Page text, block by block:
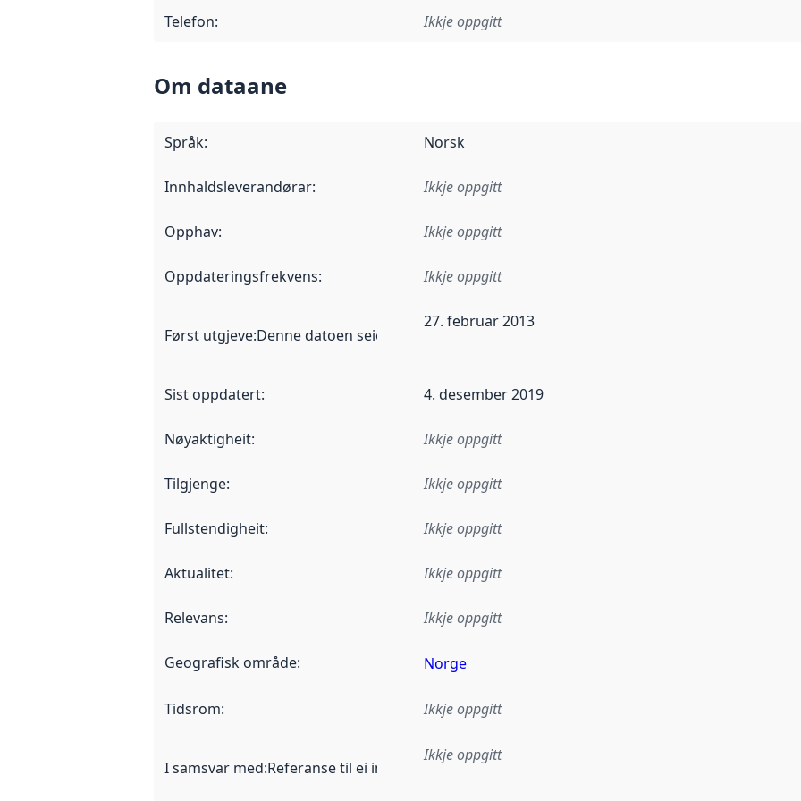
Telefon: Ikkje oppgitt
Om dataane
Språk: Norsk
Innhaldsleverandørar: Ikkje oppgitt
Opphav: Ikkje oppgitt
Oppdateringsfrekvens: Ikkje oppgitt
Først utgjeve:Denne datoen seier når dataa i dette datasettet først blei utgitt. Det kan ha
27. februar 2013
Sist oppdatert: 4. desember 2019
Nøyaktigheit: Ikkje oppgitt
Tilgjenge: Ikkje oppgitt
Fullstendigheit: Ikkje oppgitt
Aktualitet: Ikkje oppgitt
Relevans: Ikkje oppgitt
Geografisk område: Norge
Tidsrom: Ikkje oppgitt
I samsvar med:Referanse til ei implementeringsregel eller anna spesifikasjon som ligg til
Ikkje oppgitt